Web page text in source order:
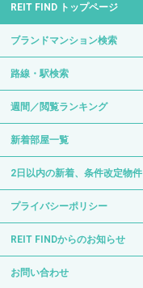
REIT FIND トップページ
ブランドマンション検索
路線・駅検索
週間／閲覧ランキング
新着部屋一覧
2日以内の新着、条件改定物件
プライバシーポリシー
REIT FINDからのお知らせ
お問い合わせ